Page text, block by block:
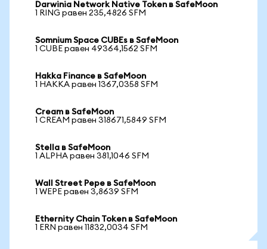
Darwinia Network Native Token в SafeMoon
1 RING равен 235,4826 SFM
Somnium Space CUBEs в SafeMoon
1 CUBE равен 49364,1562 SFM
Hakka Finance в SafeMoon
1 HAKKA равен 1367,0358 SFM
Cream в SafeMoon
1 CREAM равен 318671,5849 SFM
Stella в SafeMoon
1 ALPHA равен 381,1046 SFM
Wall Street Pepe в SafeMoon
1 WEPE равен 3,8639 SFM
Ethernity Chain Token в SafeMoon
1 ERN равен 11832,0034 SFM